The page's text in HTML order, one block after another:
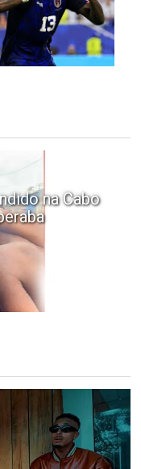
na Cabo